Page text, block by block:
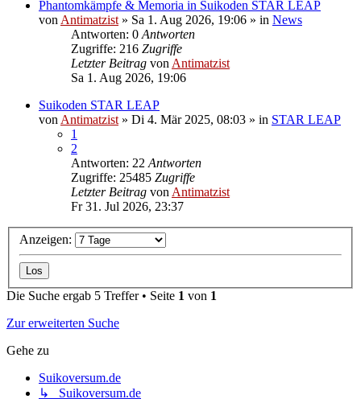
Phantomkämpfe & Memoria in Suikoden STAR LEAP
von Antimatzist » Sa 1. Aug 2026, 19:06 » in News
Antworten: 0 Antworten
Zugriffe: 216 Zugriffe
Letzter Beitrag von Antimatzist
Sa 1. Aug 2026, 19:06
Suikoden STAR LEAP
von Antimatzist » Di 4. Mär 2025, 08:03 » in STAR LEAP
1
2
Antworten: 22 Antworten
Zugriffe: 25485 Zugriffe
Letzter Beitrag von Antimatzist
Fr 31. Jul 2026, 23:37
Anzeigen:
Die Suche ergab 5 Treffer • Seite 1 von 1
Zur erweiterten Suche
Gehe zu
Suikoversum.de
↳ Suikoversum.de